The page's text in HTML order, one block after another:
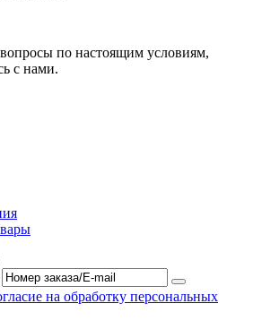
по настоящим условиям,
с нами.
на обработку персональных